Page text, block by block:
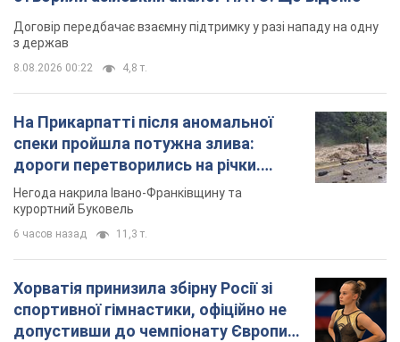
Договір передбачає взаємну підтримку у разі нападу на одну
з держав
8.08.2026 00:22 4,8 т.
На Прикарпатті після аномальної
спеки пройшла потужна злива:
дороги перетворились на річки.
Відео
Негода накрила Івано-Франківщину та
курортний Буковель
6 часов назад 11,3 т.
Хорватія принизила збірну Росії зі
спортивної гімнастики, офіційно не
допустивши до чемпіонату Європи